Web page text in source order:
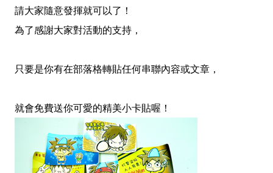
請大家隨意發揮就可以了！
為了感謝大家對活動的支持，
只要是你有在部落格轉貼任何串聯內容或文章，
就會免費送你可愛的精美小卡貼喔！